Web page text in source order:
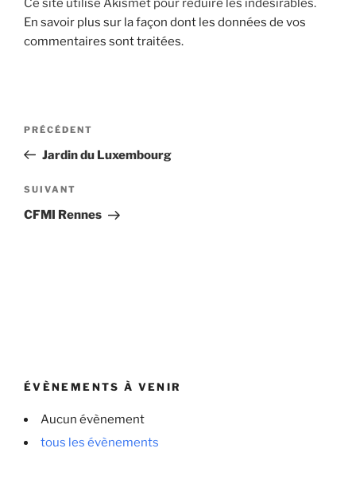
En savoir plus sur la façon dont les données de vos
commentaires sont traitées.
Navigation
l’article
Article
précédent
PRÉCÉDENT
Jardin du Luxembourg
Article
suivant
SUIVANT
CFMI Rennes
ÉVÈNEMENTS À VENIR
Aucun évènement
tous les évènements